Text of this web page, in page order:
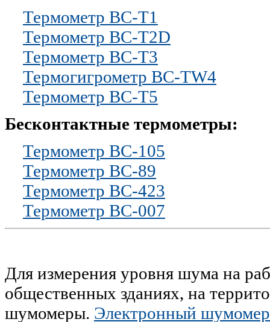
Термометр BC-T1
Термометр BC-T2D
Термометр BC-T3
Термогигрометр BC-TW4
Термометр BC-T5
Бесконтактные термометры:
Термометр BC-105
Термометр BC-89
Термометр BC-423
Термометр BC-007
Для измерения уровня шума на
общественных зданиях, на
шумомеры. Электронный